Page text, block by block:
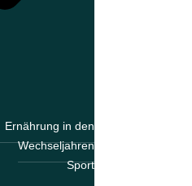
Ernährung in den
Wechseljahren
Sport